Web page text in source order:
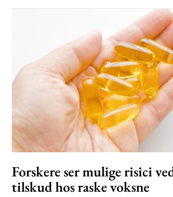
Forskere ser mulige risici
tilskud hos raske voksne